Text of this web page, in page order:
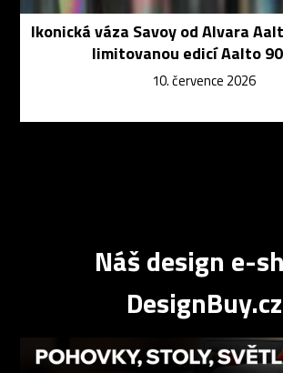
Ikonická váza Savoy od Alvara
limitovanou edicí Aalto
10. července 2026
Náš design e-
DesignBuy.cz